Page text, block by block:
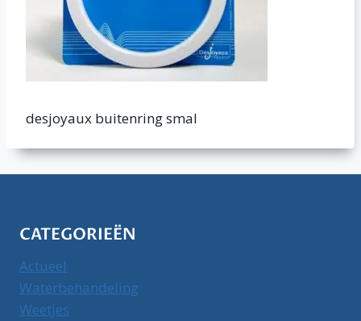
desjoyaux buitenring smal
CATEGORIEËN
Actueel
Waterbehandeling
Weetjes